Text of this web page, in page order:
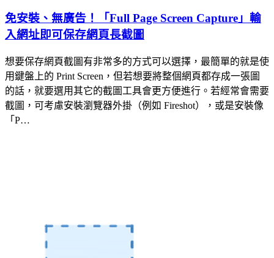
免安裝、無廣告！「Full Page Screen Capture」輸
入網址即可保存網頁長截圖
想要保存網頁截圖有非常多的方式可以選擇，最簡單的就是使
用鍵盤上的 Print Screen，但若想要將整個網頁都存成一張圖
的話，就要選用其它的截圖工具會更方便進行。若經常會需要
截圖，可考慮安裝瀏覽器外掛（例如 Fireshot），或是安裝像
「P…